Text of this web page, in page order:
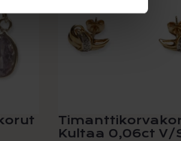
Kultaa 0,06ct V/